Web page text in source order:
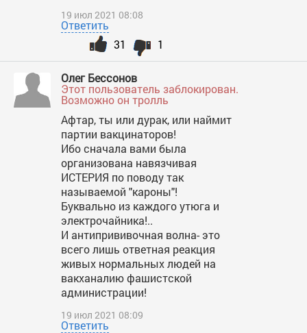
19 июл 2021 08:08
Ответить
1
31
Олег Бессонов
Этот пользователь заблокирован.
Возможно он тролль
Афтар, ты или дурак, или наймит
партии вакцинаторов!
Ибо сначала вами была
организована навязчивая
ИСТЕРИЯ по поводу так
называемой "кароны"!
Буквально из каждого утюга и
электрочайника!..
И антипрививочная волна- это
всего лишь ответная реакция
живых нормальных людей на
вакханалию фашистской
администрации!
19 июл 2021 08:09
Ответить